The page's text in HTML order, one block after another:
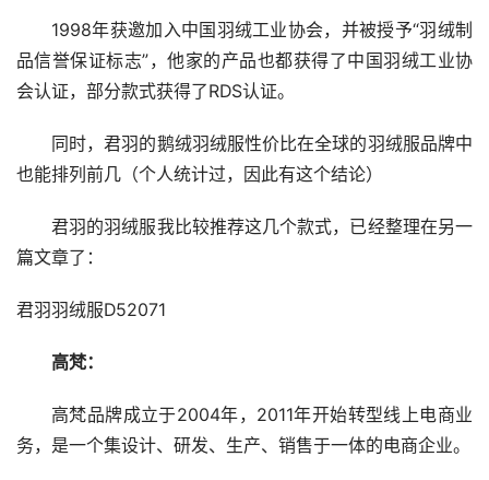
1998年获邀加入中国羽绒工业协会，并被授予“羽绒制
品信誉保证标志”，他家的产品也都获得了中国羽绒工业协
会认证，部分款式获得了RDS认证。
同时，君羽的鹅绒羽绒服性价比在全球的羽绒服品牌中
也能排列前几（个人统计过，因此有这个结论）
君羽的羽绒服我比较推荐这几个款式，已经整理在另一
篇文章了：
君羽羽绒服D52071
高梵：
高梵品牌成立于2004年，2011年开始转型线上电商业
务，是一个集设计、研发、生产、销售于一体的电商企业。